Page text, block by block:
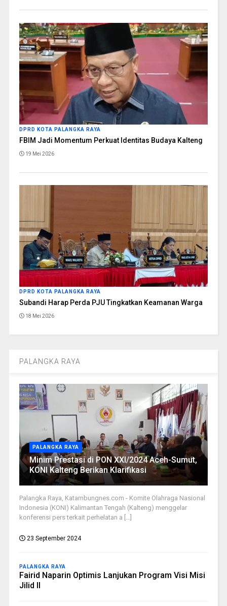
DPRD KOTA PALANGKA RAYA
FBIM Jadi Momentum Perkuat Identitas Budaya Kalteng
19 Mei 2026
DPRD KOTA PALANGKA RAYA
Subandi Harap Perda PJU Tingkatkan Keamanan Warga
18 Mei 2026
PALANGKA RAYA
PALANGKA RAYA
Minim Prestasi di PON XXI/2024 Aceh-Sumut,
KONI Kalteng Berikan Klarifikasi
Palangka Raya, Katambungnes.com - Komite Olahraga Nasional
Indonesia (KONI) Kalimantan Tengah (Kalteng) menggelar
konferensi pers terkait perhelatan a [...]
23 September 2024
PALANGKA RAYA
Fairid Naparin Optimis Lanjukan Program Visi Misi
Jilid II